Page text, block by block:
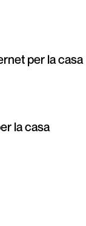
per la casa
la casa